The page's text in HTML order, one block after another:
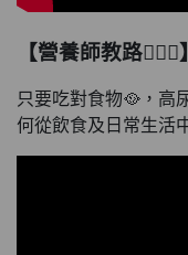
【營養師教路
只要吃對食物🥘，高
何從飲食及日常生活